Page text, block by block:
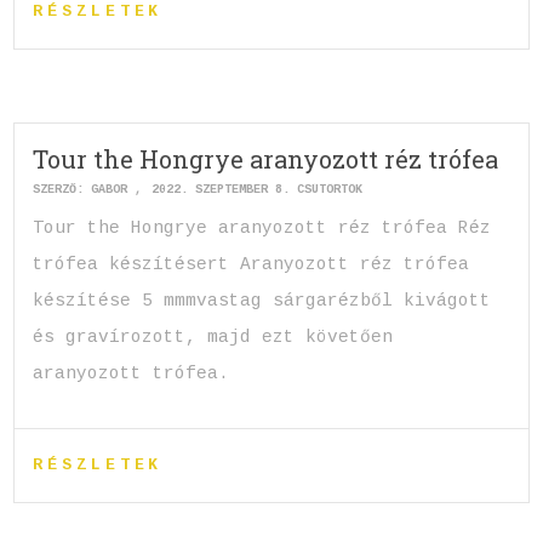
RÉSZLETEK
Tour the Hongrye aranyozott réz trófea
SZERZŐ:GABOR 2022. SZEPTEMBER 8. CSÜTÖRTÖK
Tour the Hongrye aranyozott réz trófea Réz
trófea készítésert Aranyozott réz trófea
készítése 5 mmmvastag sárgarézből kivágott
és gravírozott, majd ezt követően
aranyozott trófea.
RÉSZLETEK